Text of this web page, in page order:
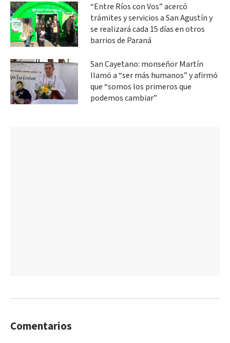
“Entre Ríos con Vos” acercó
trámites y servicios a San Agustín y
se realizará cada 15 días en otros
barrios de Paraná
San Cayetano: monseñor Martín
llamó a “ser más humanos” y afirmó
que “somos los primeros que
podemos cambiar”
Comentarios